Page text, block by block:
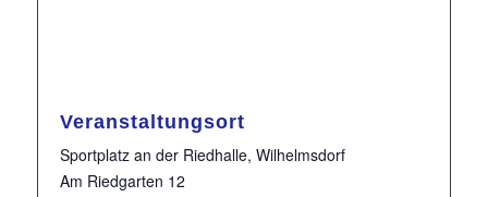
Veranstaltungsort
Sportplatz an der Riedhalle, Wilhelmsdorf
Am Riedgarten 12